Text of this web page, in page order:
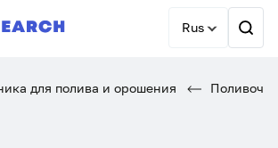
Rus
для полива и орошения